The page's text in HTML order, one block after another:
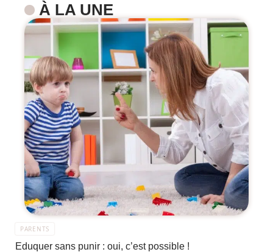
À LA UNE
PARENTS
Eduquer sans punir : oui, c’est possible !